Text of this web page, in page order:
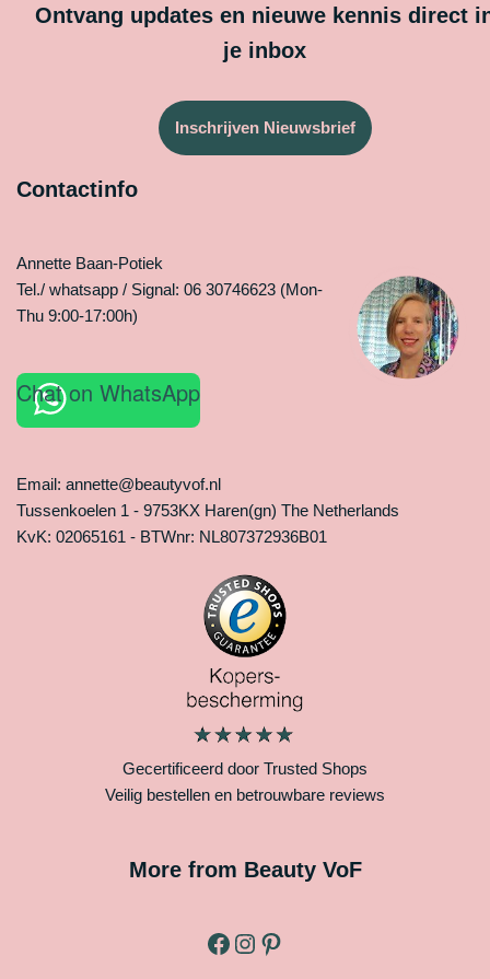
Ontvang updates en nieuwe kennis direct
je inbox
Inschrijven Nieuwsbrief
Contactinfo
Annette Baan-Potiek
Tel./ whatsapp / Signal: 06 30746623 (Mon-
Thu 9:00-17:00h)
Chat on WhatsApp
Email: annette@beautyvof.nl
Tussenkoelen 1 - 9753KX Haren(gn) The Netherlands
KvK: 02065161 - BTWnr: NL807372936B01
Gecertificeerd door Trusted Shops
Veilig bestellen en betrouwbare reviews
More from Beauty VoF